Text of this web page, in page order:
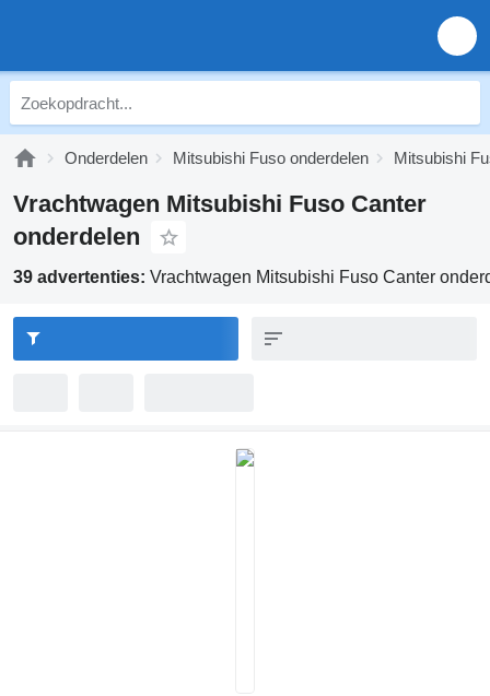
Onderdelen Mitsubishi Fuso onderdelen Mitsubishi
Vrachtwagen Mitsubishi Fuso Canter
onderdelen
39 advertenties: Vrachtwagen Mitsubishi Fuso Canter